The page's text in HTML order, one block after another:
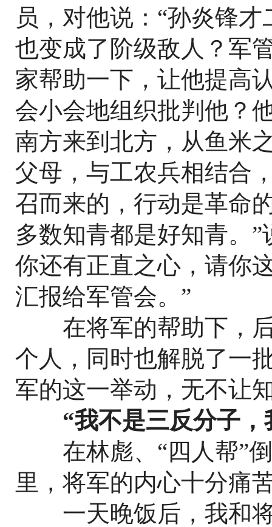
员，对他说：“孙炎锋
也变成了阶级敌人？军
家帮助一下，让他提高
会小会地组织批判他？
南方来到北方，从鱼米
父母，与工农兵相结合
召而来的，行动是革命
多数知青都是好知青。
你还有正直之心，请你
汇报给军管会。”
在将军的帮助下，后
个人，同时也解脱了一
军的这一举动，无不让
“我不是三反分子，
在林彪、“四人帮”倒
里，将军的内心十分痛
一天晚饭后，我和将